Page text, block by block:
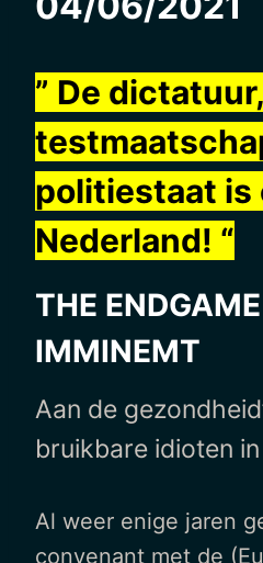
” De dictatuur,
politiestaat is
Nederland! “
THE
IMMINEMT
Aan de
bruikbare idioten
Al weer enige jaren
convenant met de